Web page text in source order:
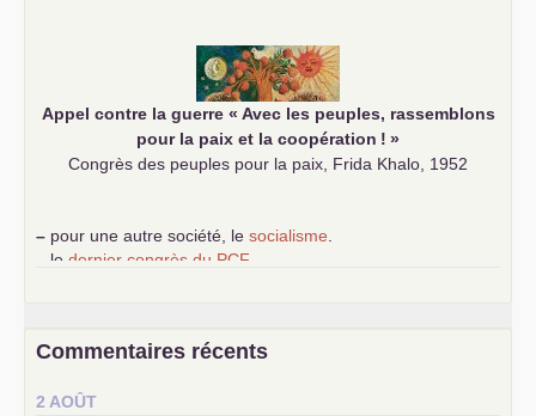
Appel contre la guerre « Avec les peuples, rassemblons
pour la paix et la coopération ! »
Congrès des peuples pour la paix, Frida Khalo, 1952
– pour une autre société, le socialisme
le dernier congrès du PCF
science sociale de notre temps
d’Europe
Commentaires récents
2 AOÛT